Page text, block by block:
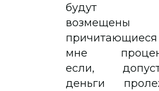
будут
возмещены
причитающиеся
мне
если,
деньги